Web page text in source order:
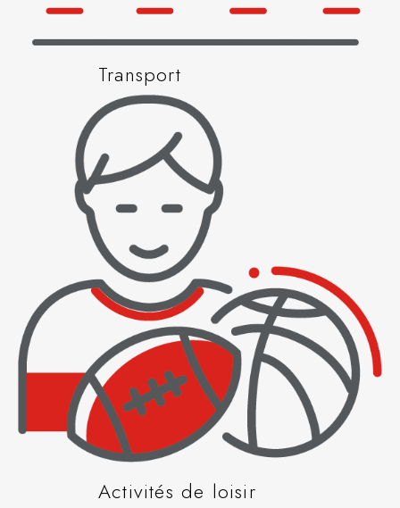
Transport
Activités de loisir